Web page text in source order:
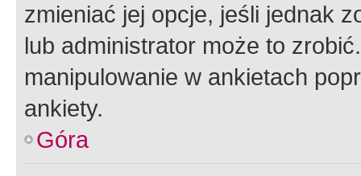
zmieniać jej opcje, jeśli jednak
lub administrator może to
manipulowanie w ankietach
ankiety.
Góra